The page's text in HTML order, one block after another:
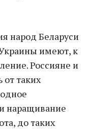
народ Беларуси
имеют, к
Россияне и
таких
наращивание
до таких